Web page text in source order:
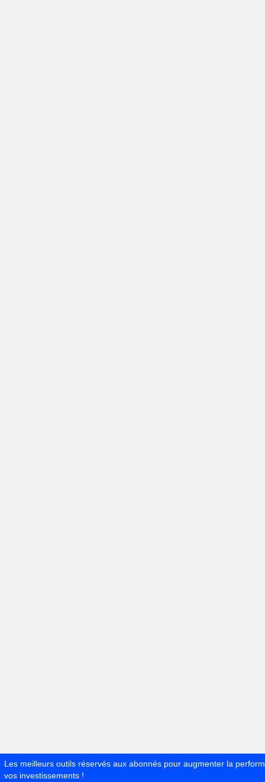
Les meilleurs outils réservés aux abonnés pour augmenter la
vos investissements !